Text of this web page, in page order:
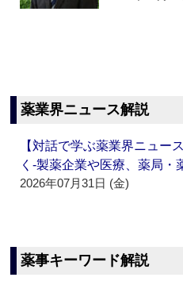
薬業界ニュース解説
【対話で学ぶ薬業界ニュー
く‐製薬企業や医療、薬局
2026年07月31日 (金)
薬事キーワード解説